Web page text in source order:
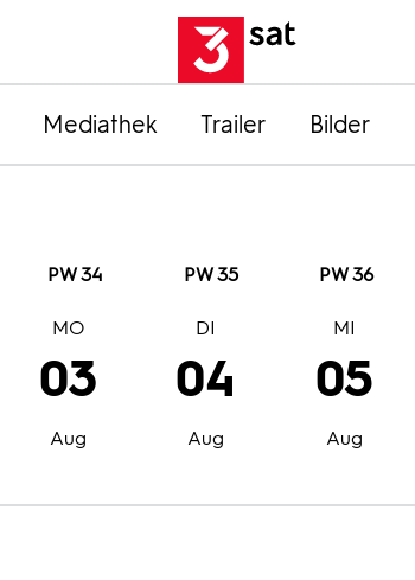
Mediathek Trailer Bilder
PW 34 PW 35 PW 36
03
Aug
MO
04
Aug
DI
05
Aug
MI